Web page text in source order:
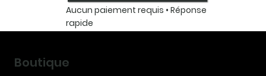
Aucun paiement requis • Réponse
rapide
Boutique